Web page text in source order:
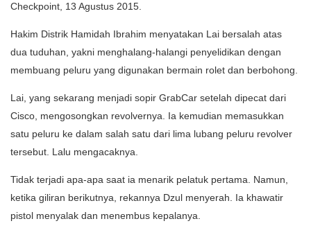
Checkpoint, 13 Agustus 2015.
Hakim Distrik Hamidah Ibrahim menyatakan Lai bersalah atas
dua tuduhan, yakni menghalang-halangi penyelidikan dengan
membuang peluru yang digunakan bermain rolet dan berbohong.
Lai, yang sekarang menjadi sopir GrabCar setelah dipecat dari
Cisco, mengosongkan revolvernya. Ia kemudian memasukkan
satu peluru ke dalam salah satu dari lima lubang peluru revolver
tersebut. Lalu mengacaknya.
Tidak terjadi apa-apa saat ia menarik pelatuk pertama. Namun,
ketika giliran berikutnya, rekannya Dzul menyerah. Ia khawatir
pistol menyalak dan menembus kepalanya.